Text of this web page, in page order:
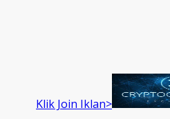
Klik Join Iklan>